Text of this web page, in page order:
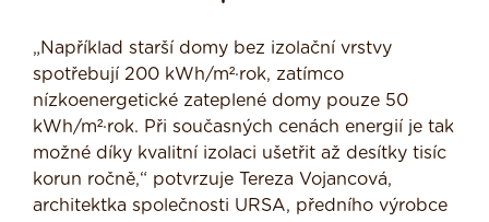
„Například starší domy bez izolační vrstvy
spotřebují 200 kWh/m²·rok, zatímco
nízkoenergetické zateplené domy pouze 50
kWh/m²·rok. Při současných cenách energií je tak
možné díky kvalitní izolaci ušetřit až desítky tisíc
korun ročně,“ potvrzuje Tereza Vojancová,
architektka společnosti URSA, předního výrobce